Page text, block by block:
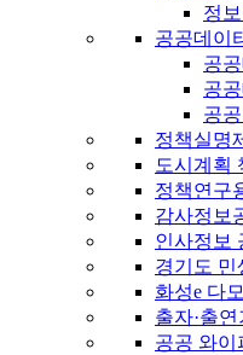
정
공공데이
공
공
공
정책실명
도시계획
정책연구
감사정보
인사정보
경기도 민
화성e 다
출자·출연
공공 와이